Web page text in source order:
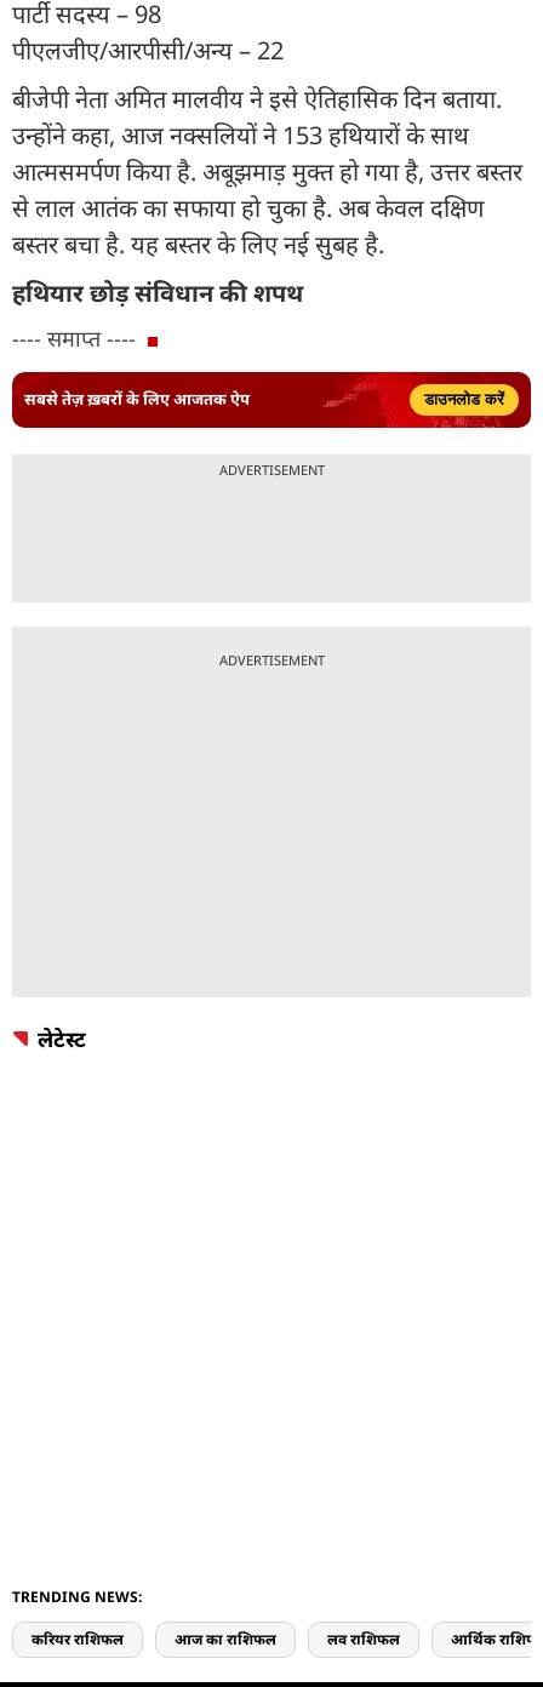
पार्टी सदस्य – 98
पीएलजीए/आरपीसी/अन्य – 22
बीजेपी नेता अमित मालवीय ने इसे ऐतिहासिक दिन बताया.
उन्होंने कहा, आज नक्सलियों ने 153 हथियारों के साथ
आत्मसमर्पण किया है. अबूझमाड़ मुक्त हो गया है, उत्तर बस्तर
से लाल आतंक का सफाया हो चुका है. अब केवल दक्षिण
बस्तर बचा है. यह बस्तर के लिए नई सुबह है.
हथियार छोड़ संविधान की शपथ
---- समाप्त ----
सबसे तेज़ ख़बरों के लिए आजतक ऐप डाउनलोड करें
ADVERTISEMENT
ADVERTISEMENT
लेटेस्ट
TRENDING NEWS:
करियर राशिफल आज का राशिफल लव राशिफल आर्थिक